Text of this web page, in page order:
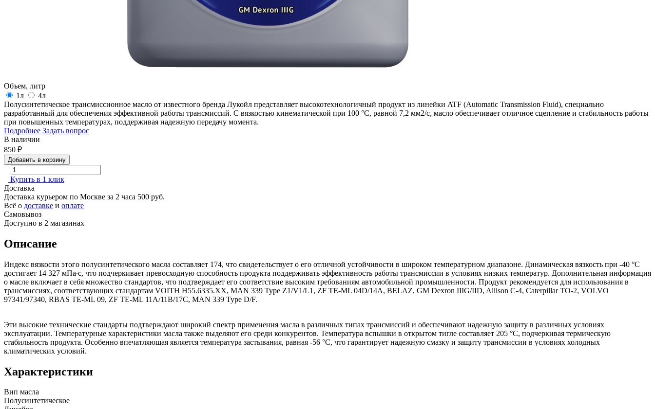
Объем, литр
1л
4л
Полусинтетическое трансмиссионное масло от известного бренда Лукойл представляет высокотехнологичный продукт из линейки ATF (Automatic Transmission Fluid), специально
разработанный для обеспечения эффективной работы трансмиссий. С вязкостью кинематической при 100 °C, равной 7,2 мм2/с, масло обеспечивает отличное сцепление и стабильность работы
при повышенных температурах, поддерживая надежную передачу момента.
Подробнее Задать вопрос
В наличии
850 ₽
Добавить в корзину
Купить в 1 клик
Доставка
Доставка курьером по Москве за 2 часа 500 руб.
Всё о доставке и оплате
Самовывоз
Доступно в 2 магазинах
Описание
Индекс вязкости этого полусинтетического масла составляет 174, что свидетельствует о его отличной устойчивости в широком температурном диапазоне. Динамическая вязкость при -40 °C
достигает 14 327 мПа∙с, что подчеркивает превосходную способность продукта поддерживать эффективность работы трансмиссии в условиях низких температур. Дополнительная информация
о масле включает в себя множество стандартов, что подтверждает его соответствие высоким требованиям автомобильной промышленности. Продукт рекомендуется для использования в
трансмиссиях, соответствующих стандартам VOITH H55.6335.XX, MAN 339 Type Z1/V1/L1, ZF TE-ML 04D/14A, BELAZ, GM Dexron IIIG/IID, Allison C-4, Caterpillar TO-2, VOLVO
97341/97340, RBAS TE-ML 09, ZF TE-ML 11A/11B/17C, MAN 339 Type D/F.
Эти высокие технические стандарты подтверждают широкий спектр применения масла в различных типах трансмиссий и обеспечивают надежную защиту в различных условиях
эксплуатации. Температурные характеристики масла также выделяют его среди конкурентов. Температура вспышки в открытом тигле составляет 205 °C, подчеркивая термическую
стабильность продукта. Особенно впечатляющая является температура застывания, равная -56 °C, что гарантирует надежную смазку и защиту трансмиссии в условиях холодных
климатических условий.
Характеристики
Вип масла
Полусинтетическое